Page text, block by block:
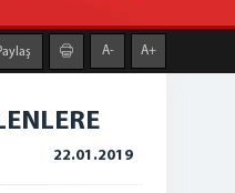
A- A+
22.01.2019